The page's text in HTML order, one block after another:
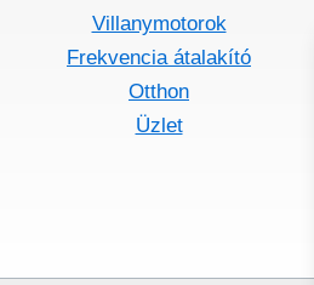
Villanymotorok
Frekvencia átalakító
Otthon
Üzlet